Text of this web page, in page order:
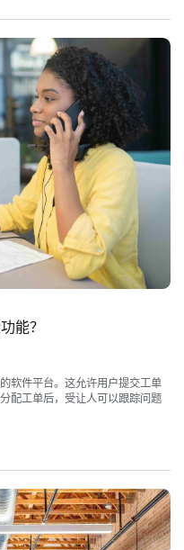
能？
软件平台。这允许用户提交工单
配工单后，受让人可以跟踪问题